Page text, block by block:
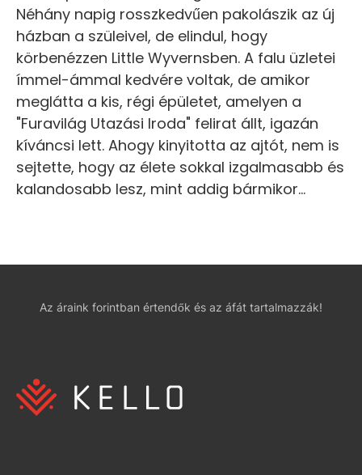
Néhány napig rosszkedvűen pakolászik az új
házban a szüleivel, de elindul, hogy
körbenézzen Little Wyvernsben. A falu üzletei
ímmel-ámmal kedvére voltak, de amikor
meglátta a kis, régi épületet, amelyen a
"Furavilág Utazási Iroda" felirat állt, igazán
kíváncsi lett. Ahogy kinyitotta az ajtót, nem is
sejtette, hogy az élete sokkal izgalmasabb és
kalandosabb lesz, mint addig bármikor...
Az áraink forintban értendők és az áfát tartalmazzák!